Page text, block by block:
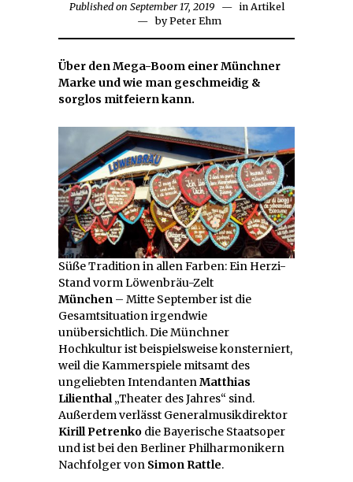
Published on September 17, 2019September
18,
2019
in Artikel
byPeter Ehm
Über den Mega-Boom einer Münchner
Marke und wie man geschmeidig &
sorglos mitfeiern kann.
Süße Tradition in allen Farben: Ein Herzi-
Stand vorm Löwenbräu-Zelt
München – Mitte September ist die
Gesamtsituation irgendwie
unübersichtlich. Die Münchner
Hochkultur ist beispielsweise konsterniert,
weil die Kammerspiele mitsamt des
ungeliebten IntendantenMatthias
Lilienthal„Theater des Jahres“ sind.
Außerdem verlässt Generalmusikdirektor
Kirill Petrenko die Bayerische Staatsoper
und ist bei den Berliner Philharmonikern
Nachfolger von Simon Rattle.